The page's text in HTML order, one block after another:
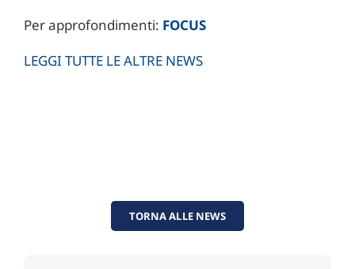
Per approfondimenti: FOCUS
LEGGI TUTTE LE ALTRE NEWS
TORNA ALLE NEWS